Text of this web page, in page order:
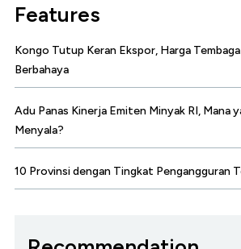
Features
Kongo Tutup Keran Ekspor, Harga
Berbahaya
Adu Panas Kinerja Emiten Minyak RI, Mana
Menyala?
10 Provinsi dengan Tingkat Pengangguran